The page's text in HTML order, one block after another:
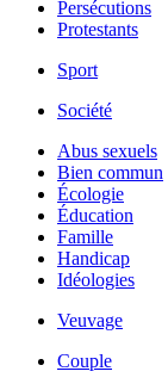
Persécutions
Protestants
Sport
Société
Abus sexuels
Bien commun
Écologie
Éducation
Famille
Handicap
Idéologies
Veuvage
Couple